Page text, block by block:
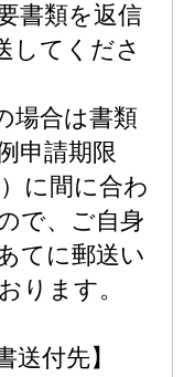
書類を返信
してくださ
場合は書類
申請期限
に間に合わ
で、ご自身
てに郵送い
ります。
送付先】